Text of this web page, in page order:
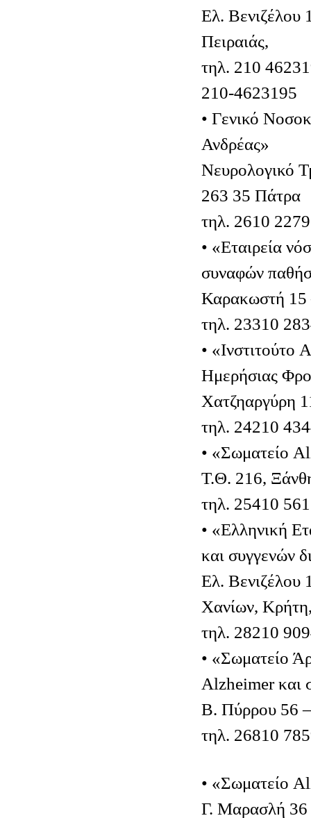
Ελ. Βενιζέλου
Πειραιάς,
τηλ. 210
210-4623195
• Γενικό
Ανδρέας»
Νευρολογικό
263 35 Πάτρα
τηλ. 2610
• «Εταιρεία
συναφών
Καρακωστή 15
τηλ. 23310
• «Ινστιτούτο
Ημερήσιας
Χατζηαργύρη
τηλ. 24210
• «Σωματείο
Τ.Θ. 216,
τηλ. 25410
• «Ελληνική
και συγγενών
Ελ. Βενιζέλου
Χανίων,
τηλ. 28210
• «Σωματείο
Alzheimer και
Β. Πύρρου 56
τηλ. 26810
• «Σωματείο
Γ. Μαρασλή